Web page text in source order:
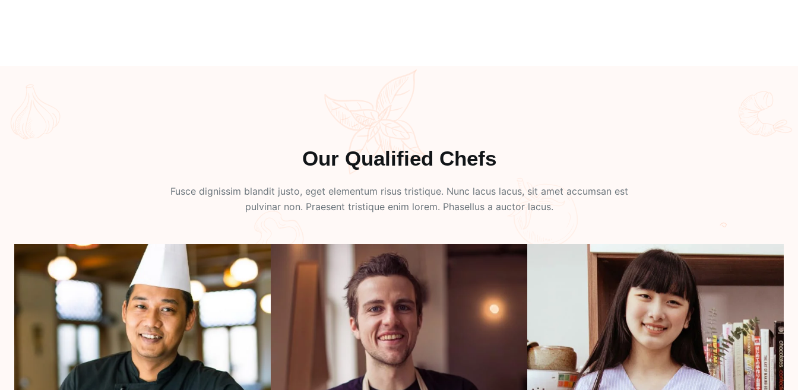
Our Qualified Chefs
Fusce dignissim blandit justo, eget elementum risus tristique. Nunc lacus lacus, sit amet accumsan est
pulvinar non. Praesent tristique enim lorem. Phasellus a auctor lacus.